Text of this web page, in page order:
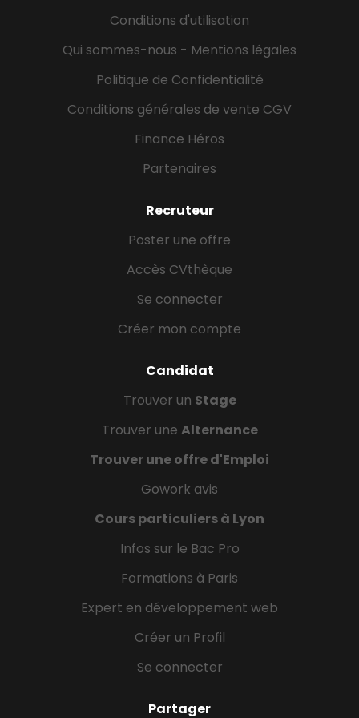
Normandie) réunissant un consortium de plus de 10
acteurs industriels et académiques sous la
Conditions d'utilisation
Qui sommes-nous - Mentions légales
Politique de Confidentialité
Conditions générales de vente CGV
Finance Héros
Partenaires
Recruteur
Poster une offre
Accès CVthèque
Se connecter
Créer mon compte
Candidat
Trouver un Stage
Trouver une Alternance
Trouver une offre d'Emploi
Gowork avis
Cours particuliers à Lyon
Infos sur le Bac Pro
Formations à Paris
Expert en développement web
Créer un Profil
Se connecter
Partager